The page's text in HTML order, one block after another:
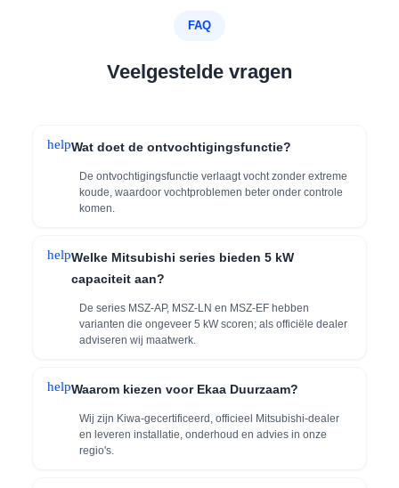
FAQ
Veelgestelde vragen
helpWat doet de ontvochtigingsfunctie?
De ontvochtigingsfunctie verlaagt vocht zonder extreme
koude, waardoor vochtproblemen beter onder controle
komen.
helpWelke Mitsubishi series bieden 5 kW
capaciteit aan?
De series MSZ-AP, MSZ-LN en MSZ-EF hebben
varianten die ongeveer 5 kW scoren; als officiële dealer
adviseren wij maatwerk.
helpWaarom kiezen voor Ekaa Duurzaam?
Wij zijn Kiwa-gecertificeerd, officieel Mitsubishi-dealer
en leveren installatie, onderhoud en advies in onze
regio's.